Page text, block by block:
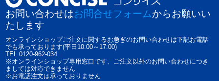
お問い合わせはお問合せフォームからお願いい
たします
オンラインショップご注文に関するお急ぎのお問い合わせは下記お電話
でも承っております(平日10:00～17:00)
TEL 0120-962-034
※オンラインショップ専用窓口です、ご注文以外のお問い合わせにつき
ましては対応できません
※お電話注文は承っておりません